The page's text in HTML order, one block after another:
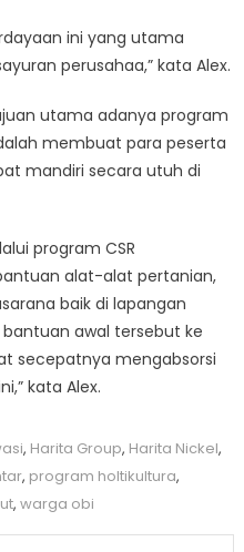
ini yang utama
perusahaa,” kata Alex.
utama adanya program
membuat para peserta
mandiri secara utuh di
program CSR
alat-alat pertanian,
baik di lapangan
awal tersebut ke
secepatnya mengabsorsi
kata Alex.
, Harita Group, Harita Nickel,
, program holtikultura,
, warga obi